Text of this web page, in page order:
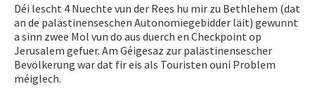
Déi lescht 4 Nuechte vun der Rees hu mir zu Bethlehem (dat
an de palästinenseschen Autonomiegebidder läit) gewunnt
a sinn zwee Mol vun do aus duerch en Checkpoint op
Jerusalem gefuer. Am Géigesaz zur palästinensescher
Bevölkerung war dat fir eis als Touristen ouni Problem
méiglech.